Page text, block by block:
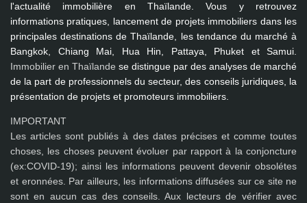
l'actualité immobilière en Thaïlande. Vous y retrouvez
informations pratiques, lancement de projets immobiliers dans les
principales destinations de Thaïlande, les tendance du marché à
Bangkok, Chiang Mai, Hua Hin, Pattaya, Phuket et Samui
Immobilier en Thaïlande se distingue par des analyses de marché
de la part de professionnels du secteur, des conseils juridiques, la
présentation de projets et promoteurs immobiliers.
IMPORTANT
Les articles sont publiés à des dates précises et comme toutes
choses, les choses peuvent évoluer par rapport à la conjoncture
(ex:COVID-19); ainsi les informations peuvent devenir obsolétes
et eronnées. Par ailleurs, les informations diffusées sur ce site ne
sont en aucun cas des conseils. Aux lecteurs de vérifier avec